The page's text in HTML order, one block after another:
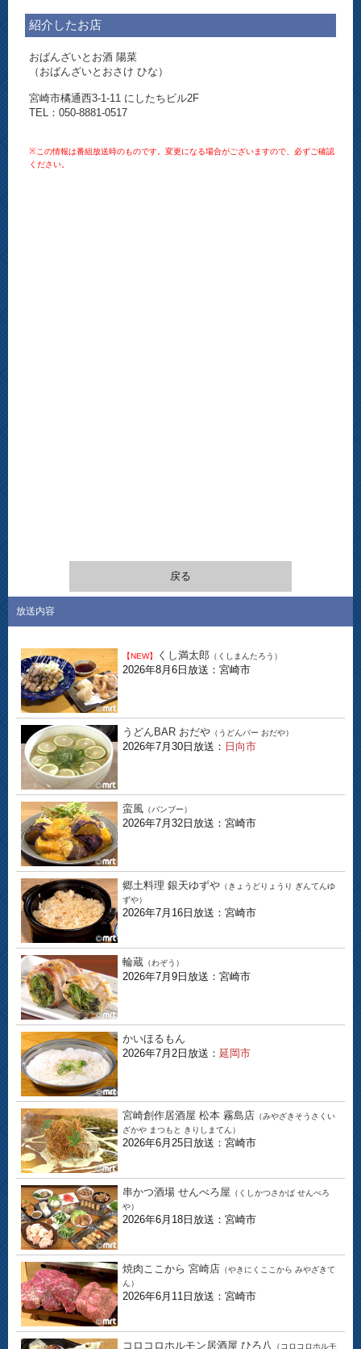
紹介したお店
おばんざいとお酒 陽菜
（おばんざいとおさけ ひな）
宮崎市橘通西3-1-11 にしたちビル2F
TEL：050-8881-0517
※この情報は番組放送時のものです。変更になる場合がございますので、必ずご確認
ください。
戻る
放送内容
【NEW】 くし満太郎 （くしまんたろう）
2026年8月6日放送：宮崎市
うどんBAR おだや （うどんバー おだや）
2026年7月30日放送： 日向市
蛮風 （バンブー）
2026年7月32日放送：宮崎市
郷土料理 銀天ゆずや （きょうどりょうり ぎんてんゆ
ずや）
2026年7月16日放送：宮崎市
輪蔵 （わぞう）
2026年7月9日放送：宮崎市
かいほるもん
2026年7月2日放送： 延岡市
宮崎創作居酒屋 松本 霧島店 （みやざきそうさくい
ざかや まつもと きりしまてん）
2026年6月25日放送：宮崎市
串かつ酒場 せんべろ屋 （くしかつさかば せんべろ
や）
2026年6月18日放送：宮崎市
焼肉ここから 宮崎店 （やきにくここから みやざきて
ん）
2026年6月11日放送：宮崎市
コロコロホルモン居酒屋 ひろ八 （コロコロホルモ